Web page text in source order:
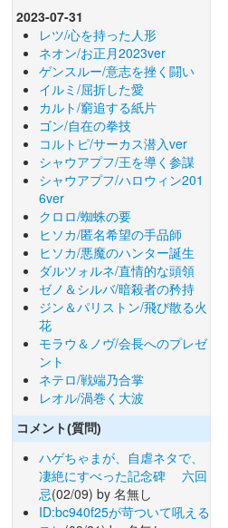
2023-07-31
レツ/心を持った人形
ネオン/お正月2023ver
ゲンスルー/意志を挫く闘い
イルミ/屈折した愛
カルト/窮追する紙片
ゴン/自在の拳技
コルトピ/サーカス潜入ver
シャウアプフ/王を導く参謀
シャウアプフ/ハロウィン201
6ver
クロロ/蜘蛛の要
ヒソカ/匿名希望の手品師
ヒソカ/悪魔のハンター誕生
ダルツォルネ/直情的な頭領
ゼノ＆シルバ/暗殺者の矜持
ジン＆パリストン/飛び散る火
花
モラウ＆ノヴ/会長へのプレゼ
ント
ネテロ/戦端乃合掌
レオル/渦巻く大波
コメント(質問)
ハゲちゃまが、自虐ネタで、
凄絶にすべった記念碑 六回
忌(02/09) by 名無し
ID:bc940f25が苛ついて吼える